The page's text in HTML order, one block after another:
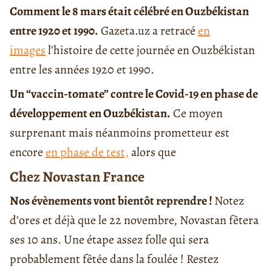
Comment le 8 mars était célébré en Ouzbékistan
entre 1920 et 1990.Gazeta.uz a retracéen
imagesl’histoire de cette journée en Ouzbékistan
entre les années 1920 et 1990.
Un “vaccin-tomate” contre le Covid-19 en phase de
développement en Ouzbékistan.Ce moyen
surprenant mais néanmoins prometteur est
encoreen phase de test,alors que
Chez Novastan France
Nos évènements vont bientôt reprendre !Notez
d’ores et déjà que le 22 novembre, Novastan fêtera
ses 10 ans. Une étape assez folle qui sera
probablement fêtée dans la foulée ! Restez